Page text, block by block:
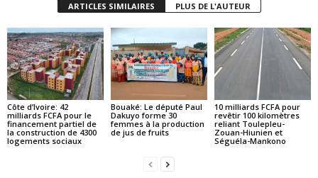
ARTICLES SIMILAIRES PLUS DE L'AUTEUR
Côte d’Ivoire: 42
milliards FCFA pour le
financement partiel de
la construction de 4300
logements sociaux
Bouaké: Le député Paul
Dakuyo forme 30
femmes à la production
de jus de fruits
10 milliards FCFA pour
revêtir 100 kilomètres
reliant Toulepleu-
Zouan-Hiunien et
Séguéla-Mankono